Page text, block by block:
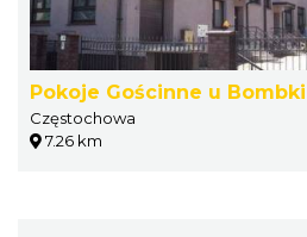
Pokoje Gościnne u Bombki
Częstochowa
7.26 km